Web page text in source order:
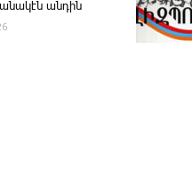
անդին